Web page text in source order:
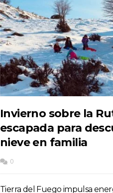
Invierno sobre la
escapada para
nieve en familia
0
Tierra del Fuego impulsa